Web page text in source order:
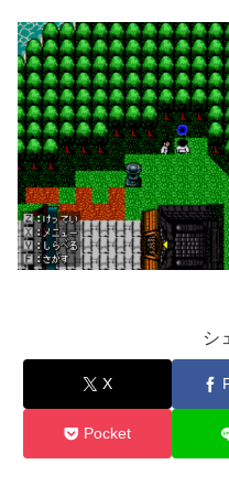
シ
X
Pocket